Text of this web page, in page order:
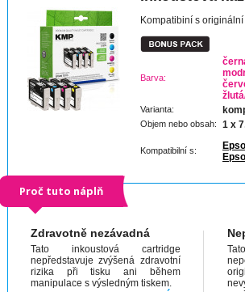
Kompatibiní s
Barva:
Varianta:
Objem nebo obsah: 1 x
Kompatibilní s:
Proč tuto náplň
Zdravotně nezávadná
Tato inkoustová cartridge
nepředstavuje zvýšená zdravotní
rizika při tisku ani během
manipulace s výsledným tiskem.